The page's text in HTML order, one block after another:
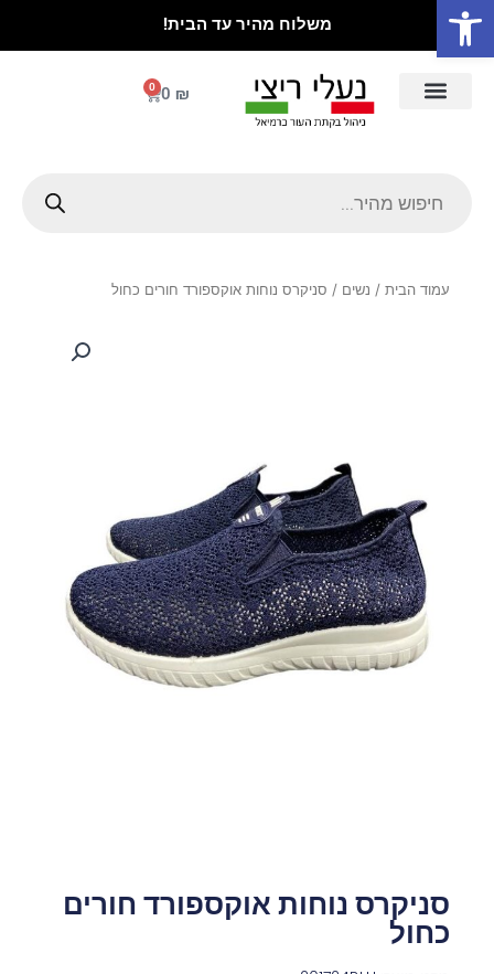
פתח סרגל נגישות
דילוג
לתוכן
משלוח מהיר עד הבית!
0 ₪
0
עגלת
קניות
עמוד הבית / נשים / סניקרס נוחות אוקספורד חורים כחול
סניקרס נוחות אוקספורד חורים
כחול